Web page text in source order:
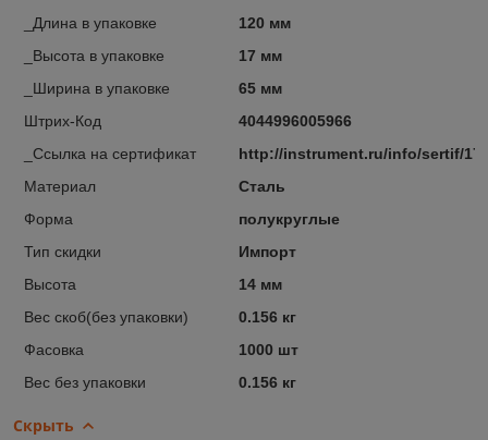
_Длина в упаковке
120 мм
_Высота в упаковке
17 мм
_Ширина в упаковке
65 мм
Штрих-Код
4044996005966
_Ссылка на сертификат
http://instrument.ru/info/sertif/
Материал
Сталь
Форма
полукруглые
Тип скидки
Импорт
Высота
14 мм
Вес скоб(без упаковки)
0.156 кг
Фасовка
1000 шт
Вес без упаковки
0.156 кг
Скрыть